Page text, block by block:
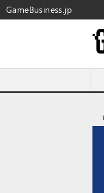
GameBusiness.jp